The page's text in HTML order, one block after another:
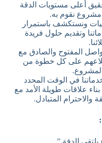
أعلى مستويات الدقة
نقوم به.
ونستكشف باستمرار
وتقديم حلول فريدة
المفتوح والصادق مع
على كل خطوة من
في الوقت المحدد
علاقات طويلة الأمد مع
والاحترام المتبادل.